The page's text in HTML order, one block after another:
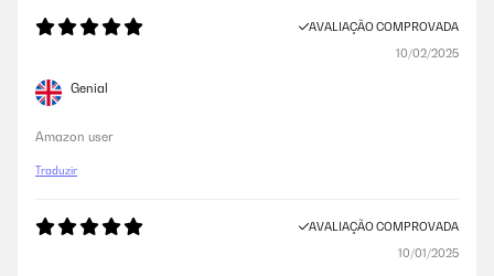
AVALIAÇÃO COMPROVADA
10/02/2025
Genial
Amazon user
Traduzir
AVALIAÇÃO COMPROVADA
10/01/2025